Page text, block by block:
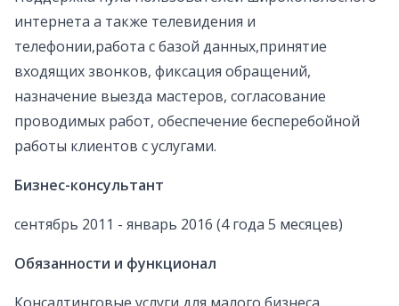
интернета а также телевидения и
телефонии,работа с базой данных,принятие
входящих звонков, фиксация обращений,
назначение выезда мастеров, согласование
проводимых работ, обеспечение бесперебойной
работы клиентов с услугами.
Бизнес-консультант
сентябрь 2011 - январь 2016 (4 года 5 месяцев)
Обязанности и функционал